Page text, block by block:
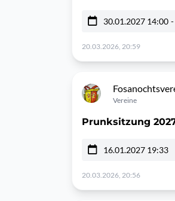
30.01.2027 14:00 -
20.03.2026, 20:59
Vereine
Prunksitzung
16.01.2027 19:33
20.03.2026, 20:56